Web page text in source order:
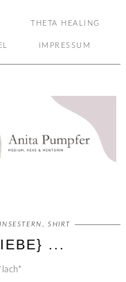
THETA HEALING
IMPRESSUM
SHIRT
...